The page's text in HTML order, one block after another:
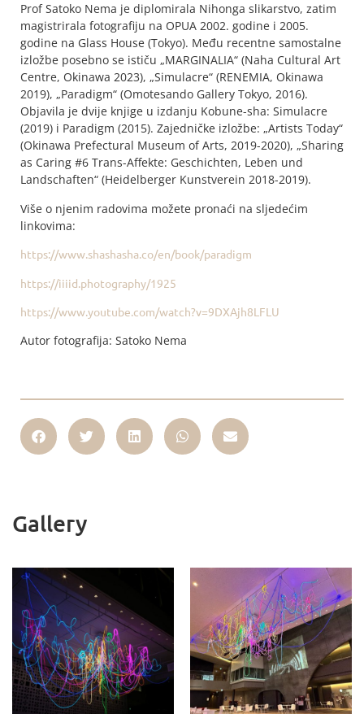
Prof Satoko Nema je diplomirala Nihonga slikarstvo, zatim
magistrirala fotografiju na OPUA 2002. godine i 2005.
godine na Glass House (Tokyo). Među recentne samostalne
izložbe posebno se ističu „MARGINALIA“ (Naha Cultural Art
Centre, Okinawa 2023), „Simulacre“ (RENEMIA, Okinawa
2019), „Paradigm“ (Omotesando Gallery Tokyo, 2016).
Objavila je dvije knjige u izdanju Kobune-sha: Simulacre
(2019) i Paradigm (2015). Zajedničke izložbe: „Artists Today“
(Okinawa Prefectural Museum of Arts, 2019-2020), „Sharing
as Caring #6 Trans-Affekte: Geschichten, Leben und
Landschaften“ (Heidelberger Kunstverein 2018-2019).
Više o njenim radovima možete pronaći na sljedećim
linkovima:
https://www.shashasha.co/en/book/paradigm
https://iiiid.photography/1925
https://www.youtube.com/watch?v=9DXAjh8LFLU
Autor fotografija: Satoko Nema
Gallery